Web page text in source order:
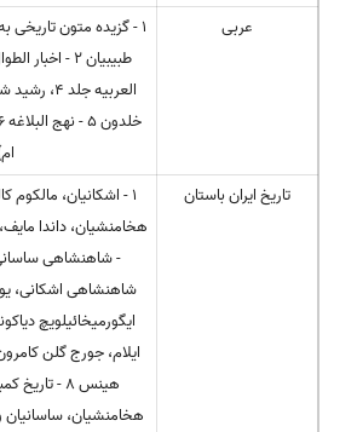
عربی
1 - گزیده متون
تاریخ ایران باستان
هینس 8 -
هخامنشیان، ساسانیان